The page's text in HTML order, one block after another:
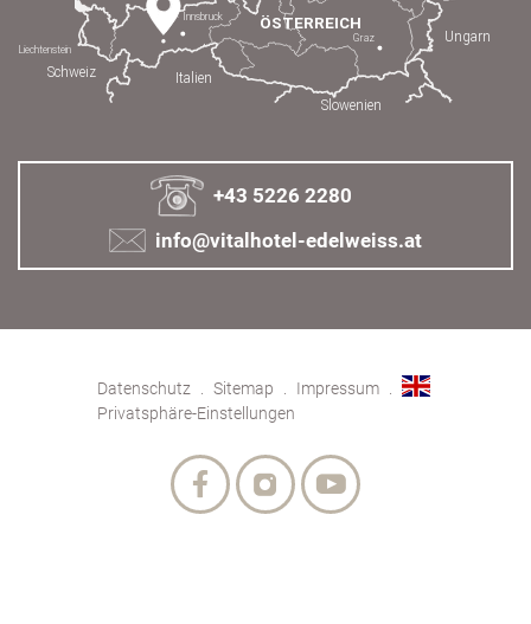
+43 5226 2280
info@vitalhotel-edelweiss.at
Datenschutz Sitemap
Impressum
Privatsphäre-Einstellungen